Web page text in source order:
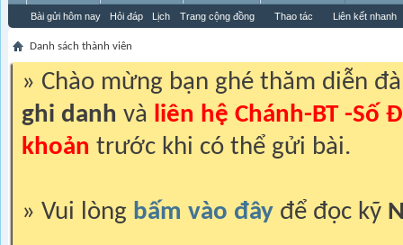
Bài gửi hôm nay Hỏi đáp Lịch Trang cộng đồng Thao tác Liên kết nhanh
Danh sách thành viên
» Chào mừng bạn ghé thăm diễn
ghi danh và liên hệ Chánh-BT -Số
khoản trước khi có thể gửi bài.
» Vui lòng bấm vào đây để đọc kỹ